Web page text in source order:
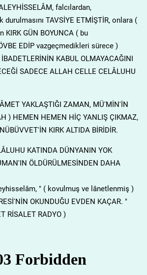
falcılardan,
durulmasını TAVSİYE ETMİŞTİR, onlara (
KIRK GÜN BOYUNCA ( bu
EDİP vazgeçmedikleri sürece )
KABUL OLMAYACAĞINI
SADECE ALLAH CELLE CELÂLUHU
YAKLAŞTIĞI ZAMAN, MÜ'MİN'İN
) HEMEN HEMEN HİÇ YANLIŞ ÇIKMAZ,
KIRK ALTIDA BİRİDİR.
KATINDA DÜNYANIN YOK
ÖLDÜRÜLMESİNDEN DAHA
" ( kovulmuş ve lânetlenmiş )
OKUNDUĞU EVDEN KAÇAR. "
RİSALET RADYO )